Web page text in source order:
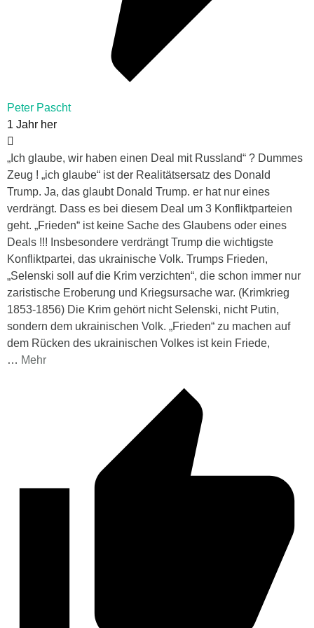
Peter Pascht
1 Jahr her
„Ich glaube, wir haben einen Deal mit Russland“ ? Dummes
Zeug ! „ich glaube“ ist der Realitätsersatz des Donald
Trump. Ja, das glaubt Donald Trump. er hat nur eines
verdrängt. Dass es bei diesem Deal um 3 Konfliktparteien
geht. „Frieden“ ist keine Sache des Glaubens oder eines
Deals !!! Insbesondere verdrängt Trump die wichtigste
Konfliktpartei, das ukrainische Volk. Trumps Frieden,
„Selenski soll auf die Krim verzichten“, die schon immer nur
zaristische Eroberung und Kriegsursache war. (Krimkrieg
1853-1856) Die Krim gehört nicht Selenski, nicht Putin,
sondern dem ukrainischen Volk. „Frieden“ zu machen auf
dem Rücken des ukrainischen Volkes ist kein Friede,
… Mehr